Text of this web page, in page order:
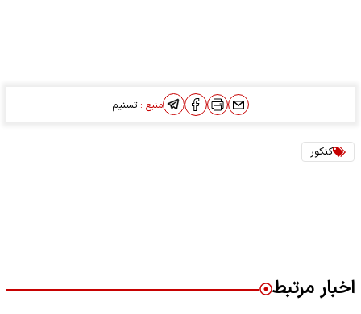
منبع :تسنیم
کنکور
اخبار مرتبط